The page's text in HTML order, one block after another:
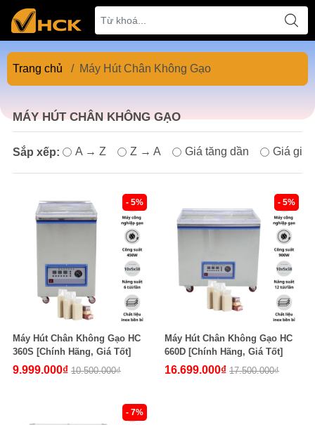
Trang chủ / Máy Hút Chân Không Gạo
MÁY HÚT CHÂN KHÔNG GẠO
Sắp xếp: A → Z Z → A Giá tăng dần Giá
- 5%
Máy Hút Chân Không Gạo HC
360S [Chính Hãng, Giá Tốt]
9.999.000₫ 10.500.000₫
- 5%
Máy Hút Chân Không Gạo HC
660D [Chính Hãng, Giá Tốt]
16.699.000₫ 17.500.000₫
- 7%